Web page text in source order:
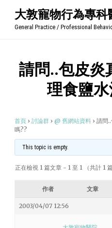
大敦寵物行為專科
General Practice / Professional
請問..包皮炎
理食鹽
首頁 › 討論群 › @ 舊網站資料 › 請問
嗎??
This topic is empty.
正在檢視 1 篇文章 - 1 至 1 （共計 1 篇
作者 文章
2003/04/07 12:56